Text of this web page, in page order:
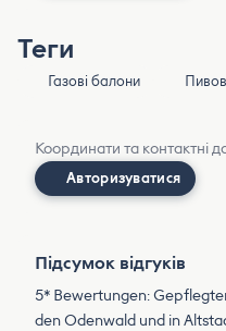
Теги
Газові балони
Координати та контактні
Авторизуватися
Підсумок відгуків
5* Bewertungen:
den Odenwald und in